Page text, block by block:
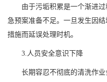
由于污垢积累是一个渐进
急预案准备不足。一旦发生因
措施而延误处理时机。
3.人员安全意识下降
长期容忍不彻底的清洗作